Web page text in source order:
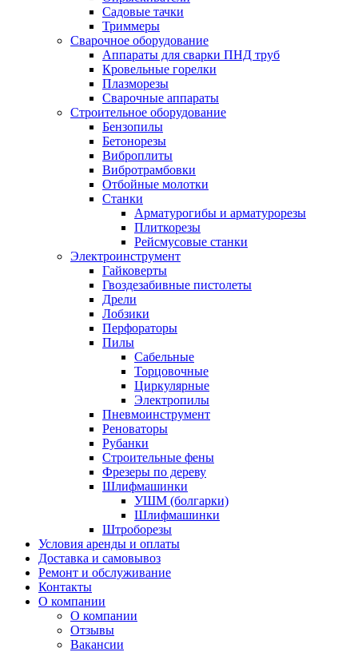
Садовые тачки
Триммеры
Сварочное оборудование
Аппараты для сварки ПНД труб
Кровельные горелки
Плазморезы
Сварочные аппараты
Строительное оборудование
Бензопилы
Бетонорезы
Виброплиты
Вибротрамбовки
Отбойные молотки
Станки
Арматурогибы и арматурорезы
Плиткорезы
Рейсмусовые станки
Электроинструмент
Гайковерты
Гвоздезабивные пистолеты
Дрели
Лобзики
Перфораторы
Пилы
Сабельные
Торцовочные
Циркулярные
Электропилы
Пневмоинструмент
Реноваторы
Рубанки
Строительные фены
Фрезеры по дереву
Шлифмашинки
УШМ (болгарки)
Шлифмашинки
Штроборезы
Условия аренды и оплаты
Доставка и самовывоз
Ремонт и обслуживание
Контакты
О компании
О компании
Отзывы
Вакансии